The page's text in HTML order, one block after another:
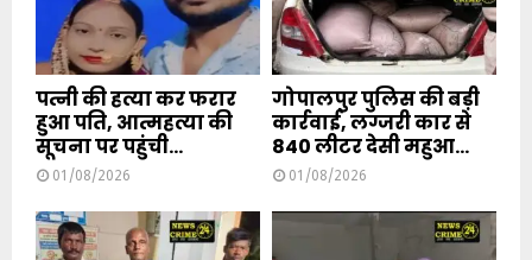
पत्नी की हत्या कर फरार
हुआ पति, आत्महत्या की
सूचना पर पहुंची...
01/08/2026
गोपालपुर पुलिस की बड़ी
कार्रवाई, लग्जरी कार से
840 लीटर देसी महुआ...
01/08/2026